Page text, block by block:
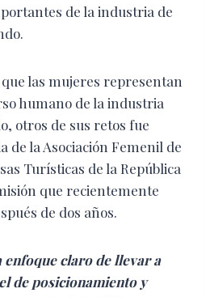
de la industria de
las mujeres representan
humano de la industria
otros de sus retos fue
de la Asociación Femenil de
Turísticas de la República
que recientemente
de dos años.
enfoque claro de llevar a
de posicionamiento y